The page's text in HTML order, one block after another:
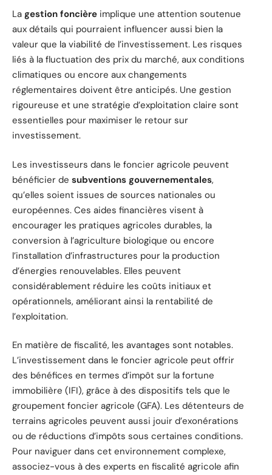
La gestion foncière implique une attention soutenue
aux détails qui pourraient influencer aussi bien la
valeur que la viabilité de l’investissement. Les risques
liés à la fluctuation des prix du marché, aux conditions
climatiques ou encore aux changements
réglementaires doivent être anticipés. Une gestion
rigoureuse et une stratégie d’exploitation claire sont
essentielles pour maximiser le retour sur
investissement.
Les investisseurs dans le foncier agricole peuvent
bénéficier de subventions gouvernementales,
qu’elles soient issues de sources nationales ou
européennes. Ces aides financières visent à
encourager les pratiques agricoles durables, la
conversion à l’agriculture biologique ou encore
l’installation d’infrastructures pour la production
d’énergies renouvelables. Elles peuvent
considérablement réduire les coûts initiaux et
opérationnels, améliorant ainsi la rentabilité de
l’exploitation.
En matière de fiscalité, les avantages sont notables.
L’investissement dans le foncier agricole peut offrir
des bénéfices en termes d’impôt sur la fortune
immobilière (IFI), grâce à des dispositifs tels que le
groupement foncier agricole (GFA). Les détenteurs de
terrains agricoles peuvent aussi jouir d’exonérations
ou de réductions d’impôts sous certaines conditions.
Pour naviguer dans cet environnement complexe,
associez-vous à des experts en fiscalité agricole afin